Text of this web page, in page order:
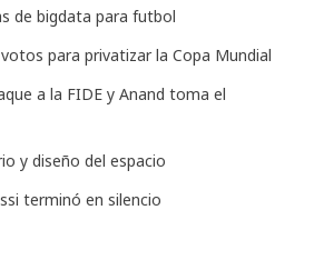
de bigdata para futbol
para privatizar la Copa Mundial
a la FIDE y Anand toma el
y diseño del espacio
terminó en silencio